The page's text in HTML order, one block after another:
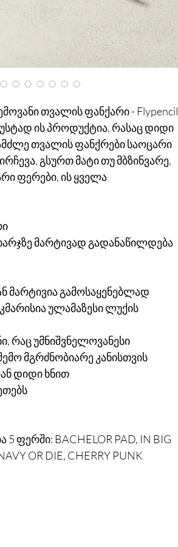
თვალის ფანქარი - Flypencil
ის პროდუქტია, რასაც დიდი
თვალის ფანქრები საოცარი
გსურთ მატი თუ მბზინვარე,
ფერები, ის ყველა
მარტივად გადანაწილდება
მარტივია გამოსაყენებლად
ულამაზესი ლუქის
რაც უმნიშვნელოვანესი
მგრძნობიარე კანისთვის
დიდი ხნით
ფერში: BACHELOR PAD, IN BIG
OR DIE, CHERRY PUNK